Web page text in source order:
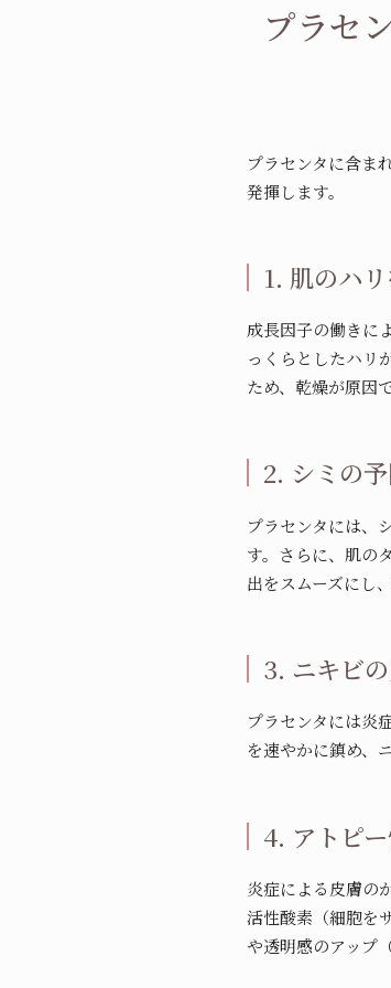
プラセ
プラセンタに含ま
発揮します。
1. 肌のハ
成長因子の働きに
っくらとしたハリ
ため、乾燥が原因
2. シミの
プラセンタには、
す。さらに、肌の
出をスムーズにし
3. ニキビ
プラセンタには炎
を速やかに鎮め、
4. アトピ
炎症による皮膚の
活性酸素（細胞を
や透明感のアップ